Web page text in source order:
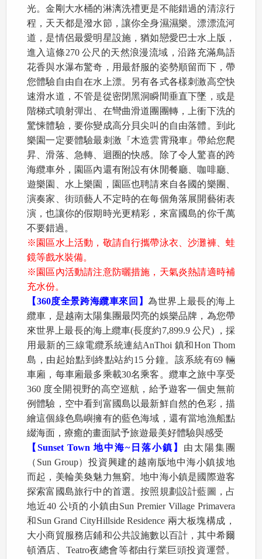
光。金剛大水桶的淋漓洗禮更是不能錯過的清涼行
程，天天都是潑水節，讓你全身濕濕樂。漂漂流河
道，是情侶最愛明星設施，猶如戀愛巴士水上版，
進入這條270 公尺的天然浪漫流域，沿路充滿鳥語
花香與水瀑布驚奇，用最舒服的姿勢順留而下，帶
您體驗自由自在水上漂。另有各式各樣刺激高空快
速滑水道，不管是從密閉黑洞瞬間垂直下墜，或是
階梯式噴射彈出、在彎曲滑道團團轉，上衝下洗的
驚悚體驗，要你變成高分貝尖叫的自由落體。到此
樂園一定要體驗最刺激『木造雲霄飛車』帶給您爬
昇、滑落、急轉、迴圈的快感。除了令人驚喜的跨
海纜車外，園區內還有附設有休閒餐廳、咖啡廳、
遊樂園、水上樂園，園區也聘請來自各國的樂團、
演奏家、街頭藝人不定時的在每個角落展開藝術表
演，也讓你的假期時光更精彩，來富國島的你千萬
不要錯過。
※園區水上活動，敬請自行攜帶泳衣、沙灘褲、蛙
鏡等戲水裝備。
※園區內活動請注意防曬措施，天氣炎熱請適時補
充水份。
【360度全景跨海纜車來回】為世界上最長的海上
纜車，是越南太陽集團最閃亮的娛樂品牌，為您帶
來世界上最長的海上纜車(長度約7,899.9 公尺) ，採
用最新的三線電纜系統連結AnThoi 鎮和Hon Thom
島，由起始點到終點站約15 分鐘。該系統有69 輛
車廂，每車廂最多乘載30名乘客。纜車之旅中享受
360 度全開視野的高空巡航，給予遊客一個史無前
例體驗，空中看到富國島以最新鮮自然的色彩，描
繪這個綠色島嶼擁有的藍色海域，還有當地漁船點
綴海面，療癒的畫面賦予旅遊最美好體驗與感受
【Sunset Town 地中海~日落小鎮】 由太陽集團
（Sun Group）投資興建的越南版地中海小鎮拔地
而起，美輪美奐魅力無窮。地中海小鎮是國際遊客
探索富國島旅行中的首選。按照規劃設計藍圖，占
地近40 公頃的小鎮由Sun Premier Village Primavera
和Sun Grand CityHillside Residence 兩大板塊構成，
大小商貿服務店鋪和公共設施數以百計，其中希爾
頓酒店、Teatro夜總會等都由行業巨頭投資運營。